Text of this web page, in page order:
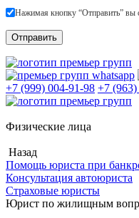
Нажимая кнопку “Отправить” вы
+7 (999) 004-91-98 +7
Физические лица
Назад
Помощь юриста при
Консультация автоюриста
Страховые юристы
Юрист по жилищным